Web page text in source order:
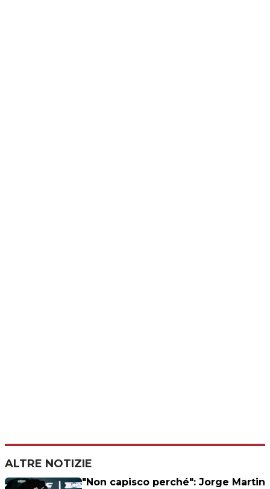
ALTRE NOTIZIE
"Non capisco perché": Jorge Martin